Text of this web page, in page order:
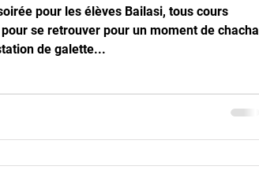
pour les élèves Bailasi, tous cours
se retrouver pour un moment de chacha
de galette...